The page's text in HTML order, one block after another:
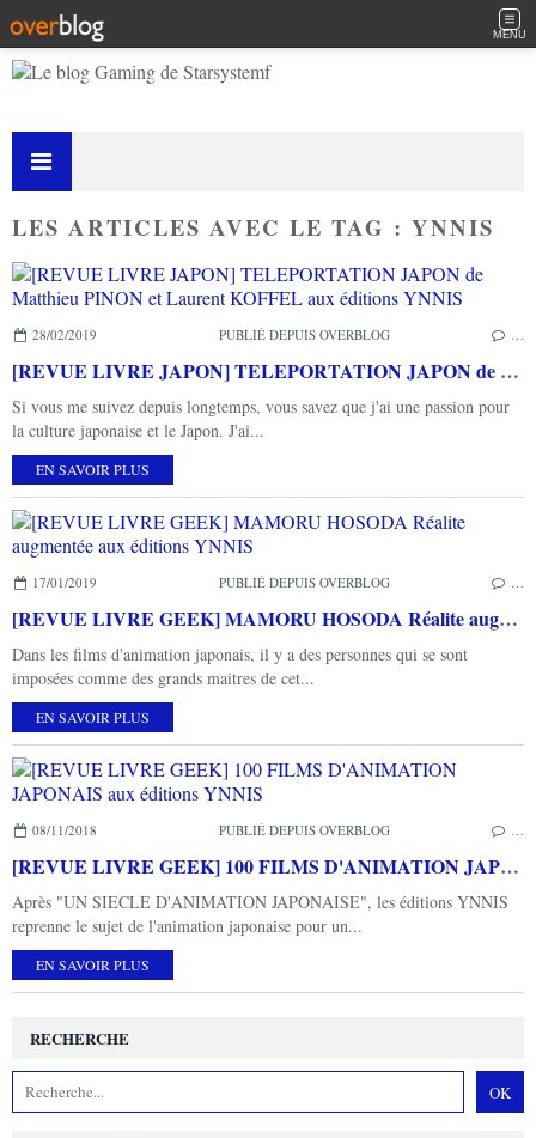
MENU
LES ARTICLES AVEC LE TAG : YNNIS
28/02/2019 PUBLIÉ DEPUIS OVERBLOG
[REVUE LIVRE JAPON] TELEPORTATION JAPON de Matthieu PINON et Laurent KOFFEL aux éditions YNNIS
Si vous me suivez depuis longtemps, vous savez que j'ai une passion pour
la culture japonaise et le Japon. J'ai...
EN SAVOIR PLUS
17/01/2019 PUBLIÉ DEPUIS OVERBLOG
[REVUE LIVRE GEEK] MAMORU HOSODA Réalite augmentée aux éditions YNNIS
Dans les films d'animation japonais, il y a des personnes qui se sont
imposées comme des grands maitres de cet...
EN SAVOIR PLUS
08/11/2018 PUBLIÉ DEPUIS OVERBLOG
[REVUE LIVRE GEEK] 100 FILMS D'ANIMATION JAPONAIS aux éditions YNNIS
Après "UN SIECLE D'ANIMATION JAPONAISE", les éditions YNNIS
reprenne le sujet de l'animation japonaise pour un...
EN SAVOIR PLUS
RECHERCHE